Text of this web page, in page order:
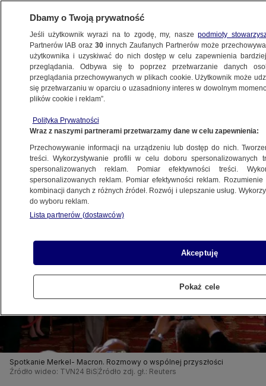
BIZNES
NAJNOWSZE
prezydenta Francji
15.05.2017, 14:31
Udostępnij
Spotkanie Merkel- Macron. Rozmowy o wspólnej przyszłości
Źródło wideo: TVN24 BiS Źródło zdj. gł.: Reuters
Dbamy o Twoją prywatność
Jeśli użytkownik wyrazi na to zgodę, my, naszepodmioty
Partnerów IAB oraz30 innych Zaufanych Partnerów może
użytkownika i uzyskiwać do nich dostęp w celu zapewnienia
przeglądania. Odbywa się to poprzez przetwarzanie danych
przeglądania przechowywanych w plikach cookie. Użytkownik może
się przetwarzaniu w oparciu o uzasadniony interes w dowolnym
plików cookie i reklam”.
Polityka Prywatności
Wraz z naszymi partnerami przetwarzamy dane w celu zapewnienia:
Przechowywanie informacji na urządzeniu lub dostęp do nich.
treści. Wykorzystywanie profili w celu doboru spersonalizowanych
spersonalizowanych reklam. Pomiar efektywności treści.
spersonalizowanych reklam. Pomiar efektywności reklam.
kombinacji danych z różnych źródeł. Rozwój i ulepszanie usług.
do wyboru reklam.
Lista partnerów (dostawców)
Akceptuję
Pokaż cele